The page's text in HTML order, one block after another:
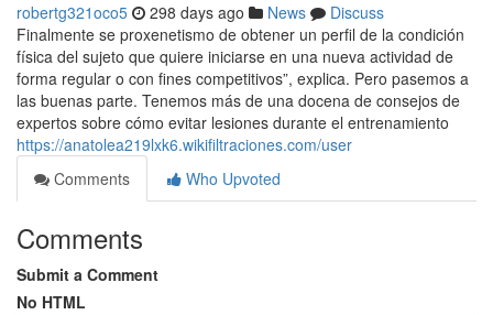
robertg321oco5 298 days ago News
Discuss
Finalmente se proxenetismo de obtener un perfil de la condición
física del sujeto que quiere iniciarse en una nueva actividad de
forma regular o con fines competitivos”, explica. Pero pasemos a
las buenas parte. Tenemos más de una docena de consejos de
expertos sobre cómo evitar lesiones durante el entrenamiento
https://anatolea219lxk6.wikifiltraciones.com/user
Comments
Who Upvoted
Comments
Submit a Comment
No HTML